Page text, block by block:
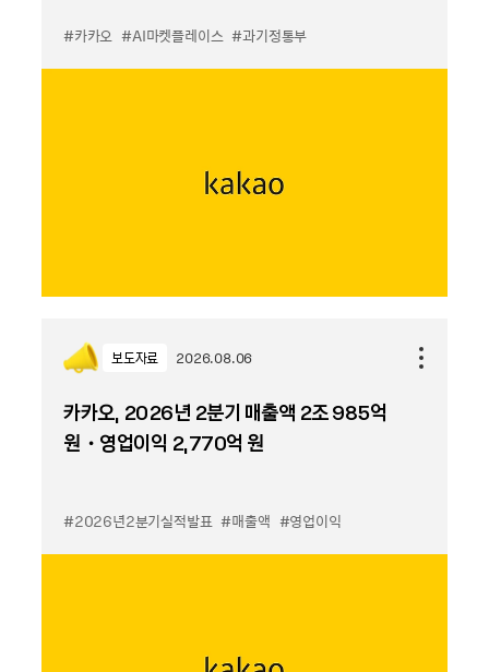
#카카오 #AI마켓플레이스 #과기정통부
보도자료 2026.08.06
카카오, 2026년 2분기 매출액 2조 985억
원・영업이익 2,770억 원
#2026년2분기실적발표 #매출액 #영업이익